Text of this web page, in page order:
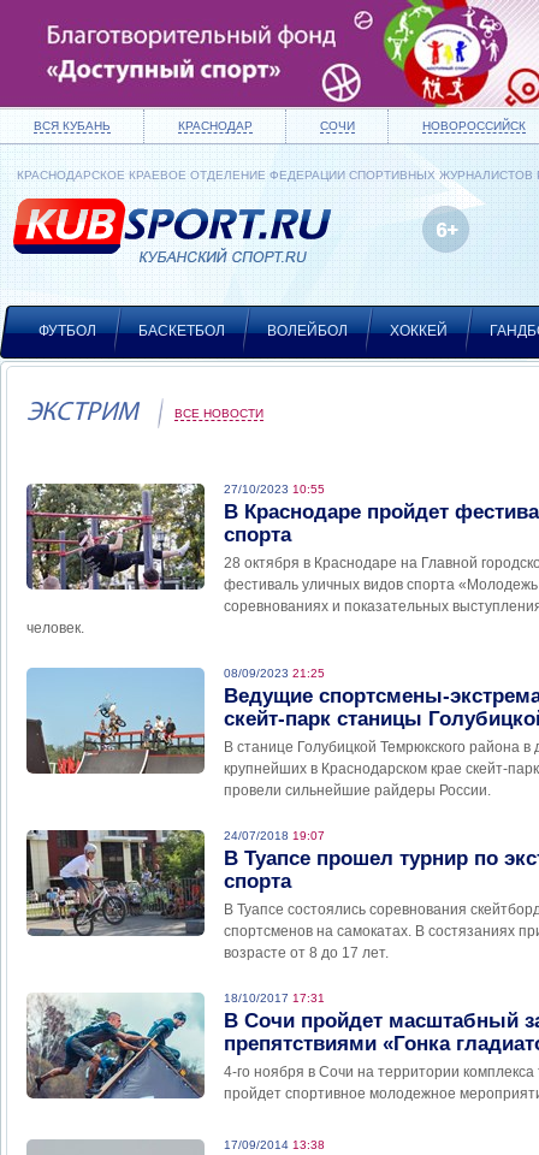
ВСЯ КУБАНЬ КРАСНОДАР СОЧИ НОВОРОССИЙСК
КРАСНОДАРСКОЕ КРАЕВОЕ ОТДЕЛЕНИЕ ФЕДЕРАЦИИ СПОРТИВНЫХ ЖУРНАЛИСТОВ
ФУТБОЛ БАСКЕТБОЛ ВОЛЕЙБОЛ ХОККЕЙ
ЭКСТРИМ ВСЕ НОВОСТИ
27/10/2023 10:55
В Краснодаре пройдет
спорта
28 октября в Краснодаре на Главной
фестиваль уличных видов спорта
соревнованиях и показательных
человек.
08/09/2023 21:25
Ведущие спортсмены-
скейт-парк станицы
В станице Голубицкой Темрюкского района в
крупнейших в Краснодарском крае скейт-
провели сильнейшие райдеры России.
24/07/2018 19:07
В Туапсе прошел турнир по
спорта
В Туапсе состоялись соревнования
спортсменов на самокатах. В состязаниях
возрасте от 8 до 17 лет.
18/10/2017 17:31
В Сочи пройдет масштабный
препятствиями «Гонка
4-го ноября в Сочи на территории комплекса
пройдет спортивное молодежное
17/09/2014 13:38